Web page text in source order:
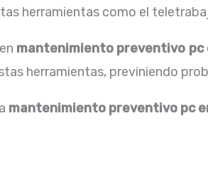
herramientas como el
mantenimiento preventivo pc
herramientas, previniendo
mantenimiento preventivo pc